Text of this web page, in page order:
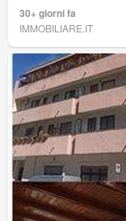
30+ giorni fa
IMMOBILIARE.IT